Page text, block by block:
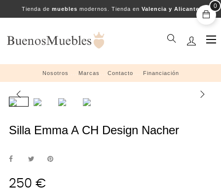
Tienda de muebles modernos. Tienda en Valencia y Alicante
☰
Nosotros .... Marcas ....Contacto.... Financiación
Silla Emma A CH Design Nacher
250 €
0